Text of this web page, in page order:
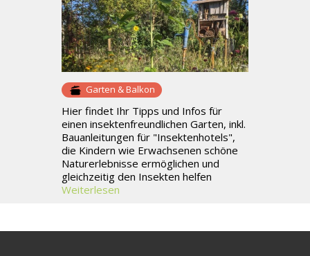
Garten & Balkon
Hier findet Ihr Tipps und Infos für
einen insektenfreundlichen Garten, inkl.
Bauanleitungen für "Insektenhotels",
die Kindern wie Erwachsenen schöne
Naturerlebnisse ermöglichen und
gleichzeitig den Insekten helfen
Weiterlesen